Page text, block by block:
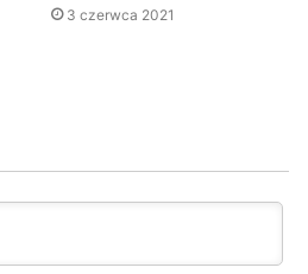
3 czerwca 2021